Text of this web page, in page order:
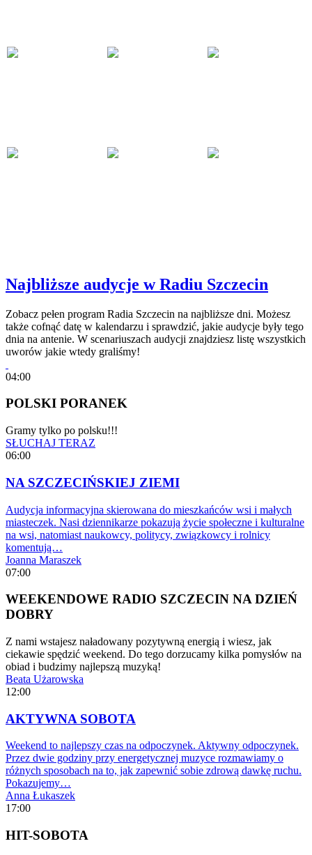
Najbliższe audycje w Radiu Szczecin
Zobacz pełen program Radia Szczecin na najbliższe dni. Możesz
także cofnąć datę w kalendarzu i sprawdzić, jakie audycje były tego
dnia na antenie. W scenariuszach audycji znajdziesz listę wszystkich
uworów jakie wtedy graliśmy!
04:00
POLSKI PORANEK
Gramy tylko po polsku!!!
SŁUCHAJ TERAZ
06:00
NA SZCZECIŃSKIEJ ZIEMI
Audycja informacyjna skierowana do mieszkańców wsi i małych
miasteczek. Nasi dziennikarze pokazują życie społeczne i kulturalne
na wsi, natomiast naukowcy, politycy, związkowcy i rolnicy
komentują…
Joanna Maraszek
07:00
WEEKENDOWE RADIO SZCZECIN NA DZIEŃ
DOBRY
Z nami wstajesz naładowany pozytywną energią i wiesz, jak
ciekawie spędzić weekend. Do tego dorzucamy kilka pomysłów na
obiad i budzimy najlepszą muzyką!
Beata Użarowska
12:00
AKTYWNA SOBOTA
Weekend to najlepszy czas na odpoczynek. Aktywny odpoczynek.
Przez dwie godziny przy energetycznej muzyce rozmawiamy o
różnych sposobach na to, jak zapewnić sobie zdrową dawkę ruchu.
Pokazujemy…
Anna Łukaszek
17:00
HIT-SOBOTA